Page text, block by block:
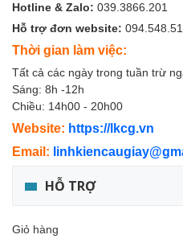
Hotline & Zalo: 039.3866.201
Hỗ trợ đơn website:
Thời gian làm việc:
Tất cả các ngày trong tuần trừ
Sáng: 8h -12h
Chiều: 14h00 - 20h00
Website: https://lkcg.vn
Email:
HỖ TRỢ
Giỏ hàng